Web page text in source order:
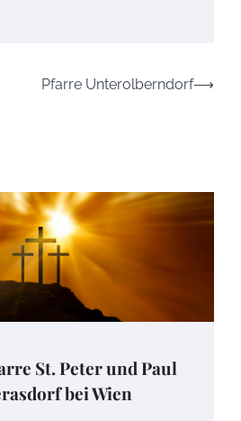
Pfarre Unterolberndorf⟶
St. Peter und Paul
bei Wien